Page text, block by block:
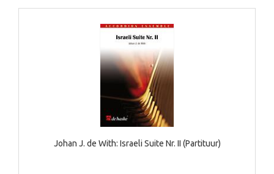
Johan J. de With: Israeli Suite Nr. II (Partituur)